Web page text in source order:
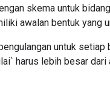
skema untuk
awalan bentuk yang
untuk
harus lebih besar dari